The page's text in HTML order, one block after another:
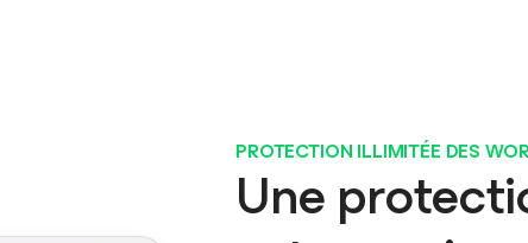
PROTECTION ILLIMITÉE DES
Une